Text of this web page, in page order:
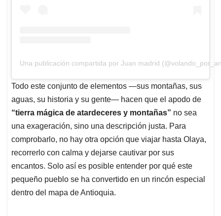
Una publicación compartida por Juan madrid
Todo este conjunto de elementos —sus montañas, sus
aguas, su historia y su gente— hacen que el apodo de
“tierra mágica de atardeceres y montañas” no sea
una exageración, sino una descripción justa. Para
comprobarlo, no hay otra opción que viajar hasta Olaya,
recorrerlo con calma y dejarse cautivar por sus
encantos. Solo así es posible entender por qué este
pequeño pueblo se ha convertido en un rincón especial
dentro del mapa de Antioquia.